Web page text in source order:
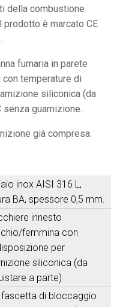
della combustione
è marcato CE
fumaria in parete
temperature di
siliconica (da
guarnizione.
già compresa.
inox AISI 316 L,
BA, spessore 0,5 mm.
innesto
femmina con
per
siliconica (da
a parte)
fascetta di bloccaggio